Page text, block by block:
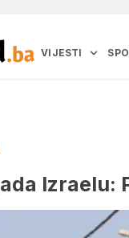
VIJESTI
Izraelu: